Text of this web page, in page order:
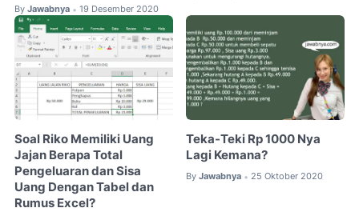
By Jawabnya • 19 Desember 2020
Soal Riko Memiliki Uang
Jajan Berapa Total
Pengeluaran dan Sisa
Uang Dengan Tabel dan
Rumus Excel?
Teka-Teki Rp 1000 Nya
Lagi Kemana?
By Jawabnya • 25 Oktober 2020